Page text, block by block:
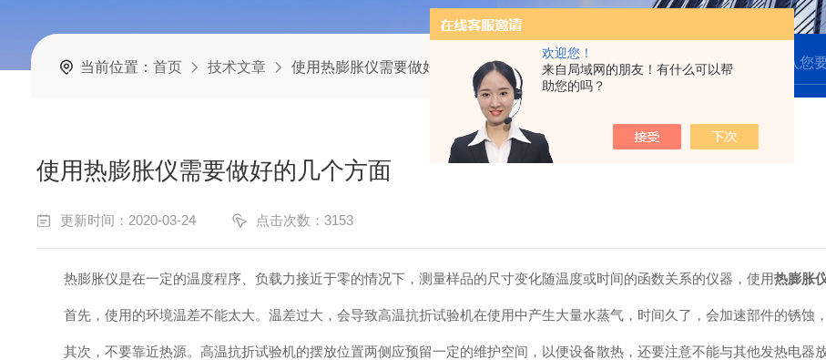
欢迎您！
来自局域网的朋友！有什么可以帮
助您的吗？
当前位置： 首页 技术文章 使用热膨胀仪需要做好的几个方面
使用热膨胀仪需要做好的几个方面
更新时间：2020-03-24 点击次数：3153
热膨胀仪是在一定的温度程序、负载力接近于零的情况下，测量样品的尺寸变化随温度或时间的函数关系的仪器，使用热膨胀
首先，使用的环境温差不能太大。温差过大，会导致高温抗折试验机在使用中产生大量水蒸气，时间久了，会加速部件的锈蚀，
其次，不要靠近热源。高温抗折试验机的摆放位置两侧应预留一定的维护空间，以便设备散热，还要注意不能与其他发热电器放